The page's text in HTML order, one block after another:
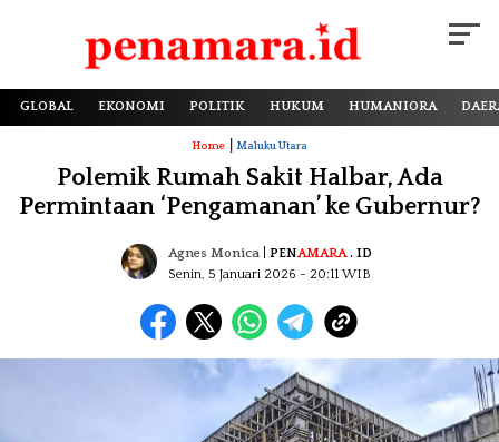
GLOBAL EKONOMI POLITIK HUKUM HUMANIORA
Home|Maluku Utara
Polemik Rumah Sakit Halbar, Ada
Permintaan ‘Pengamanan’ ke Gubernur?
Agnes Monica PENAMARA. ID
Senin, 5 Januari 2026 - 20:11 WIB